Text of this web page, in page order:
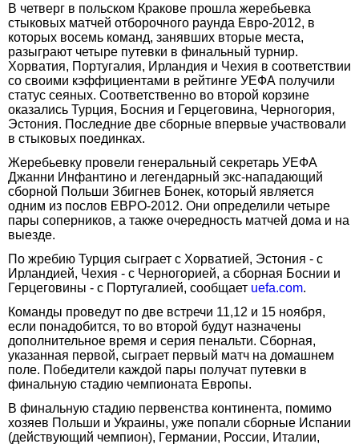
В четверг в польском Кракове прошла жеребьевка
стыковых матчей отборочного раунда Евро-2012, в
которых восемь команд, занявших вторые места,
разыграют четыре путевки в финальный турнир.
Хорватия, Португалия, Ирландия и Чехия в соответствии
со своими кэффициентами в рейтинге УЕФА получили
статус сеяных. Соответственно во второй корзине
оказались Турция, Босния и Герцеговина, Черногория,
Эстония. Последние две сборные впервые участвовали
в стыковых поединках.
Жеребьевку провели генеральный секретарь УЕФА
Джанни Инфантино и легендарный экс-нападающий
сборной Польши Збигнев Бонек, который является
одним из послов ЕВРО-2012. Они определили четыре
пары соперников, а также очередность матчей дома и на
выезде.
По жребию Турция сыграет с Хорватией, Эстония - с
Ирландией, Чехия - с Черногорией, а сборная Боснии и
Герцеговины - с Португалией, сообщает uefa.com.
Команды проведут по две встречи 11,12 и 15 ноября,
если понадобится, то во второй будут назначены
дополнительное время и серия пенальти. Сборная,
указанная первой, сыграет первый матч на домашнем
поле. Победители каждой пары получат путевки в
финальную стадию чемпионата Европы.
В финальную стадию первенства континента, помимо
хозяев Польши и Украины, уже попали сборные Испании
(действующий чемпион), Германии, России, Италии,